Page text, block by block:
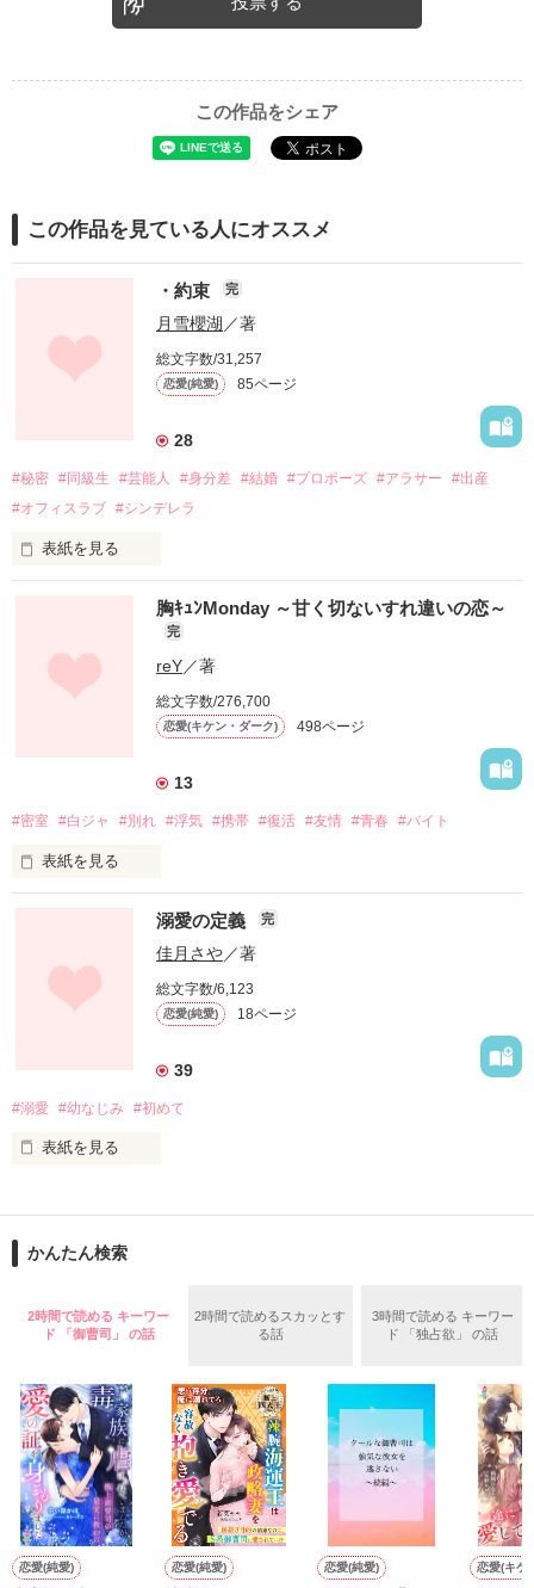
この作品をシェア
この作品を見ている人にオススメ
・約束 完
月雪櫻湖 ／著
総文字数/31,257
恋愛(純愛) 85ページ
28
#秘密 #同級生 #芸能人 #身分差 #結婚 #プロポーズ #アラサー
#出産
#オフィスラブ #シンデレラ
表紙を見る
‘春夏…絶対、迎えに来るから’
もうすぐ１５年を迎えるけれど
☆レビューありがとうございました
2015.10.20～1week
Berry's Cafe編集部オススメ作品で紹介していただきました
ありがとうございます。
作品を読む
胸ｷｭﾝMonday ～甘く切ないすれ違いの恋～
完
reY／著
総文字数/276,700
恋愛(キケン・ダーク) 498ページ
13
#密室 #白ジャ #別れ #浮気 #携帯 #復活 #友情 #青春 #バイト
表紙を見る
【白いジャージに登場するゆかりとたっくんのサイドストーリ
こんなにも大好きなのに
どうして
信じることができないの？
すれ違い、傷つけ合いながら、成長する二人の愛。
☆この作品には、応援してくれている読者の方のお名前が多く
登場します。そのため、登場人物がちょっと多めﾃﾞｽ！☆
注意…チョイエロです。
溺愛の定義 完
佳月さや／著
総文字数/6,123
恋愛(純愛) 18ページ
39
#溺愛 #幼なじみ #初めて
表紙を見る
何、言っちゃってます？
溺愛する幼なじみに溶かされてしまうまで。
作品を読む
かんたん検索
2時間で読める キーワー
ド 「御曹司」 の話
2時間で読めるスカッとす
る話
3時間で読める キーワー
ド 「独占欲」 の話
恋愛(純愛) 恋愛(純愛) 恋愛(純愛) 恋愛(キケ